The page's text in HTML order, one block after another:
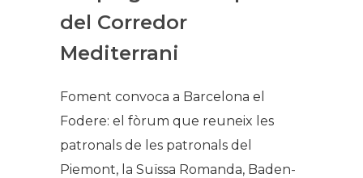
del Corredor
Mediterrani​
Foment convoca a Barcelona el
Fodere: el fòrum que reuneix les
patronals de les patronals del
Piemont, la Suïssa Romanda, Baden-